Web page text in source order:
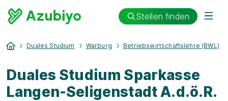
Stellen finden
Duales Studium Warburg Betriebswirtschaftslehre (BWL)
Duales Studium Sparkasse
Langen-Seligenstadt A.d.ö.R.